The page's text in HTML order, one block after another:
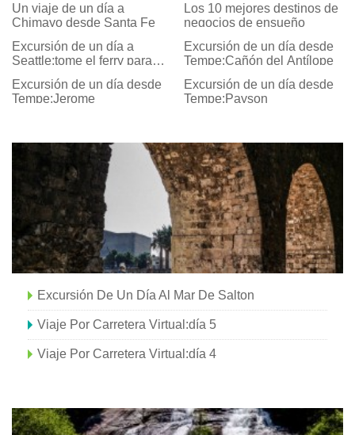
Un viaje de un día a
Chimayo desde Santa Fe
Los 10 mejores destinos de
negocios de ensueño
Excursión de un día a
Seattle:tome el ferry para
la isla de Vashon
Excursión de un día desde
Tempe:Cañón del Antílope
Excursión de un día desde
Tempe:Jerome
Excursión de un día desde
Tempe:Payson
Excursión De Un Día Al Mar De Salton
Viaje Por Carretera Virtual:día 5
Viaje Por Carretera Virtual:día 4